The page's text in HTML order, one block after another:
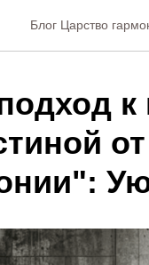
Блог Царство